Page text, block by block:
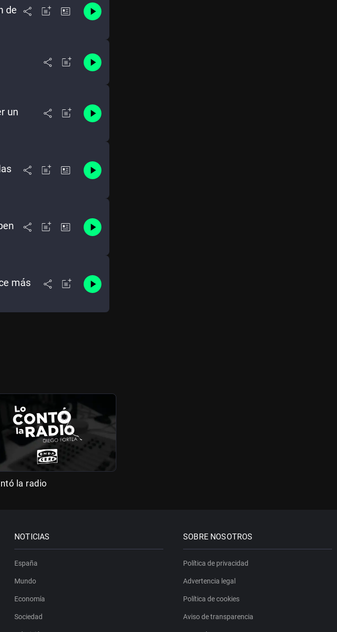
de
un
más
la radio
NOTICIAS
España
Mundo
Economía
Sociedad
SOBRE NOSOTROS
Política de privacidad
Advertencia legal
Política de cookies
Aviso de transparencia